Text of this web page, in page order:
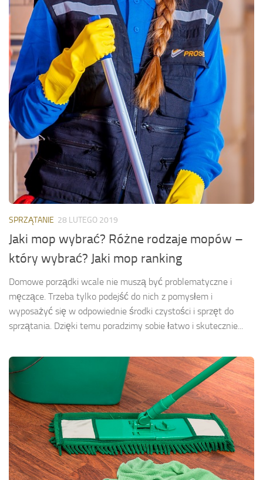
SPRZĄTANIE 28 LUTEGO 2019
Jaki mop wybrać? Różne rodzaje mopów –
który wybrać? Jaki mop ranking
Domowe porządki wcale nie muszą być problematyczne i
męczące. Trzeba tylko podejść do nich z pomysłem i
wyposażyć się w odpowiednie środki czystości i sprzęt do
sprzątania. Dzięki temu poradzimy sobie łatwo i skutecznie...